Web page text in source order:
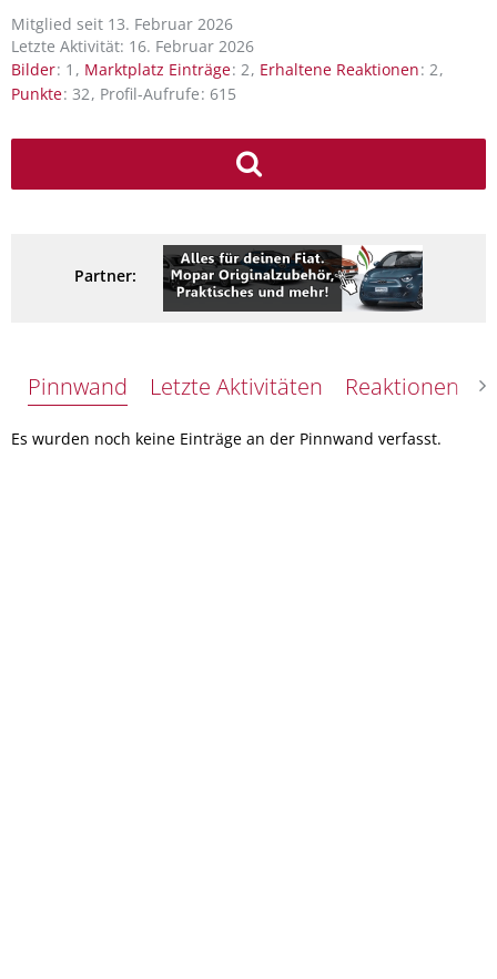
Mitglied seit 13. Februar 2026
Letzte Aktivität: 16. Februar 2026
Bilder 1 Marktplatz Einträge 2 Erhaltene Reaktionen 2
Punkte 32 Profil-Aufrufe 615
Partner:
Pinnwand Letzte Aktivitäten Reaktionen
Es wurden noch keine Einträge an der Pinnwand verfasst.